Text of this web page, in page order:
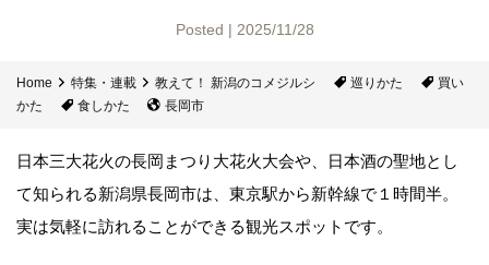
Posted | 2025/11/28
Home 特集・連載 教えて！ 新潟のコメジルシ 巡りかた
買い
かた
食しかた 長岡市
日本三大花火の長岡まつり大花火大会や、日本酒の聖地とし
て知られる新潟県長岡市は、東京駅から新幹線で１時間半。
実は気軽に訪れることができる観光スポットです。